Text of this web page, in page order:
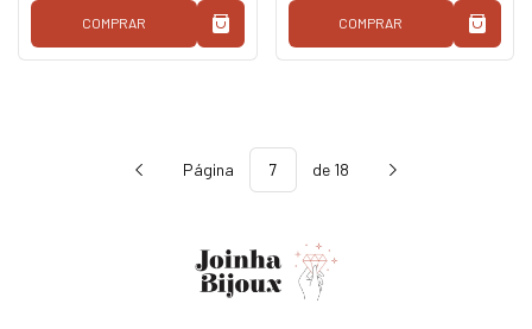
COMPRAR COMPRAR
Página de 18